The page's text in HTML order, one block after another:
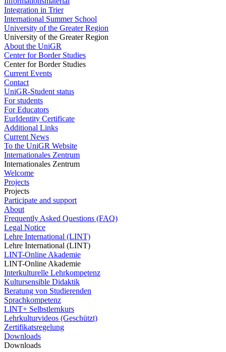
Integration in Trier
International Summer School
University of the Greater Region
University of the Greater Region
About the UniGR
Center for Border Studies
Center for Border Studies
Current Events
Contact
UniGR-Student status
For students
For Educators
EurIdentity Certificate
Additional Links
Current News
To the UniGR Website
Internationales Zentrum
Internationales Zentrum
Welcome
Projects
Projects
Participate and support
About
Frequently Asked Questions (FAQ)
Legal Notice
Lehre International (LINT)
Lehre International (LINT)
LINT-Online Akademie
LINT-Online Akademie
Interkulturelle Lehrkompetenz
Kultursensible Didaktik
Beratung von Studierenden
Sprachkompetenz
LINT+ Selbstlernkurs
Lehrkulturvideos (Geschützt)
Zertifikatsregelung
Downloads
Downloads